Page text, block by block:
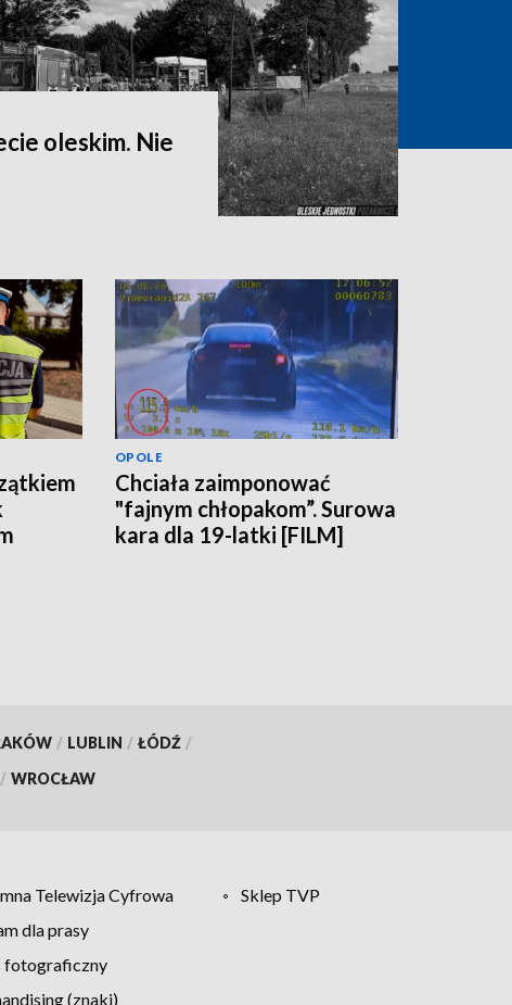
oleskim. Nie
OPOLE
Chciała zaimponować
"fajnym chłopakom”. Surowa
kara dla 19-latki [FILM]
/ LUBLIN / ŁÓDŹ /
/ WROCŁAW
Telewizja Cyfrowa
Sklep TVP
dla prasy
fotograficzny
(znaki)